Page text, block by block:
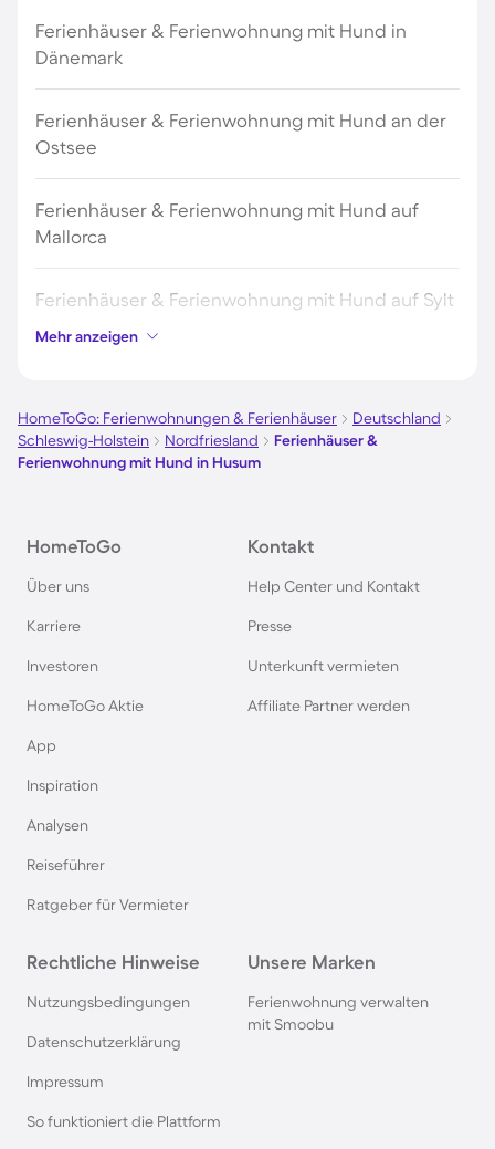
Ferienhäuser & Ferienwohnung mit Hund in
Dänemark
Ferienhäuser & Ferienwohnung mit Hund an der
Ostsee
Ferienhäuser & Ferienwohnung mit Hund auf
Mallorca
Ferienhäuser & Ferienwohnung mit Hund auf Sylt
Ferienhäuser & Ferienwohnung mit Hund auf
Ferienhäuser & Ferienwohnung mit Hund am
Ferienhäuser & Ferienwohnung mit Hund auf
Rügen
Gardasee
Nordsee
Ferienhäuser & Ferienwohnung mit Hund in
Allgäu
Ferienhäuser & Ferienwohnung mit Hund auf
Mehr anzeigen
HomeToGo: Ferienwohnungen & Ferienhäuser
Deutschland
Schleswig-Holstein
Nordfriesland
Ferienhäuser &
Ferienwohnung mit Hund in Husum
HomeToGo
Über uns
Karriere
Investoren
HomeToGo Aktie
App
Inspiration
Analysen
Reiseführer
Ratgeber für Vermieter
Kontakt
Help Center und Kontakt
Presse
Unterkunft vermieten
Affiliate Partner werden
Rechtliche Hinweise
Nutzungsbedingungen
Datenschutzerklärung
Impressum
So funktioniert die Plattform
Unsere Marken
Ferienwohnung verwalten
mit Smoobu